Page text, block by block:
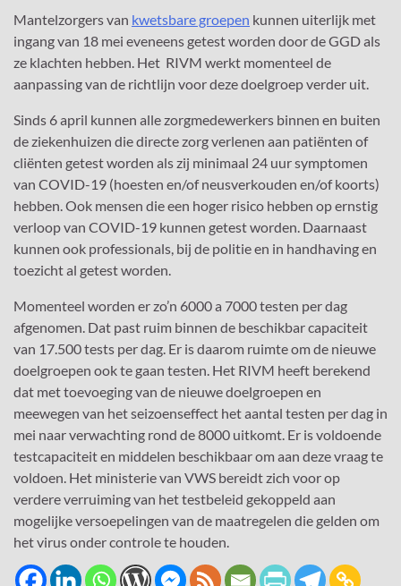
Mantelzorgers van kwetsbare groepen kunnen uiterlijk met
ingang van 18 mei eveneens getest worden door de GGD als
ze klachten hebben. Het RIVM werkt momenteel de
aanpassing van de richtlijn voor deze doelgroep verder uit.
Sinds 6 april kunnen alle zorgmedewerkers binnen en buiten
de ziekenhuizen die directe zorg verlenen aan patiënten of
cliënten getest worden als zij minimaal 24 uur symptomen
van COVID-19 (hoesten en/of neusverkouden en/of koorts)
hebben. Ook mensen die een hoger risico hebben op ernstig
verloop van COVID-19 kunnen getest worden. Daarnaast
kunnen ook professionals, bij de politie en in handhaving en
toezicht al getest worden.
Momenteel worden er zo’n 6000 a 7000 testen per dag
afgenomen. Dat past ruim binnen de beschikbar capaciteit
van 17.500 tests per dag. Er is daarom ruimte om de nieuwe
doelgroepen ook te gaan testen. Het RIVM heeft berekend
dat met toevoeging van de nieuwe doelgroepen en
meewegen van het seizoenseffect het aantal testen per dag in
mei naar verwachting rond de 8000 uitkomt. Er is voldoende
testcapaciteit en middelen beschikbaar om aan deze vraag te
voldoen. Het ministerie van VWS bereidt zich voor op
verdere verruiming van het testbeleid gekoppeld aan
mogelijke versoepelingen van de maatregelen die gelden om
het virus onder controle te houden.